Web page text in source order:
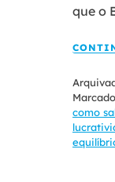
que o
como